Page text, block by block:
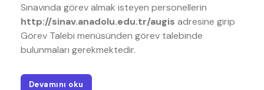
Sınavında görev almak isteyen personellerin
http://sinav.anadolu.edu.tr/augis adresine girip
Görev Talebi menüsünden görev talebinde
bulunmaları gerekmektedir.
Devamını oku